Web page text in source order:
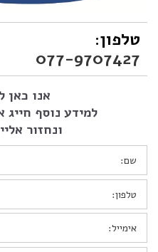
טלפון:
077-9707427
אנו כאן
למידע נוסף חייג
ונחזור
שם:*
טלפון:*
אימייל:*